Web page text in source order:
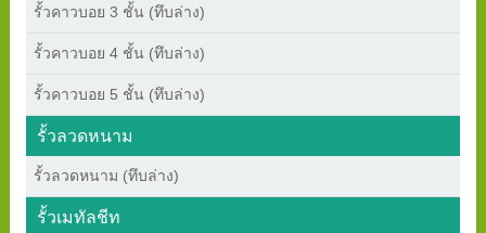
รั้วคาวบอย 3 ชั้น (ทึบล่าง)
รั้วคาวบอย 4 ชั้น (ทึบล่าง)
รั้วคาวบอย 5 ชั้น (ทึบล่าง)
รั้วลวดหนาม
รั้วลวดหนาม (ทึบล่าง)
รั้วเมทัลชีท